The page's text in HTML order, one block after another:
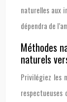
naturelles aux
dépendra de
Méthodes
naturels
Privilégiez les
respectueuses